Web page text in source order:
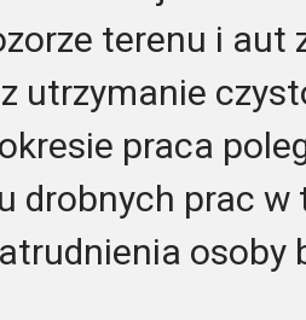
terenu i aut
utrzymanie
praca
drobnych prac w
osoby